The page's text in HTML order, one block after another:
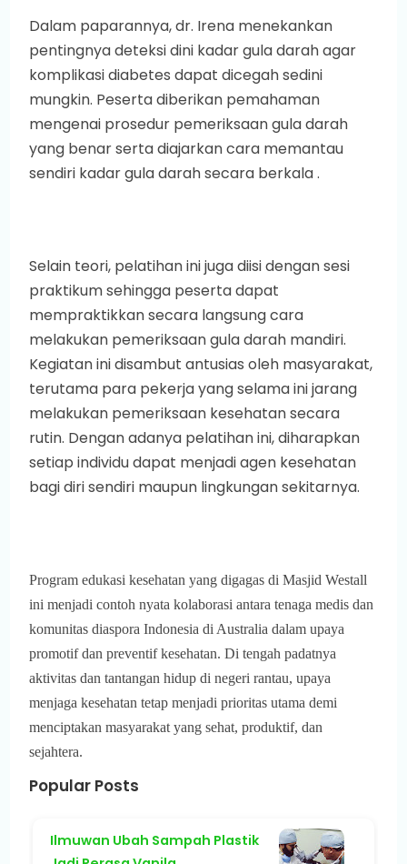
Dalam paparannya, dr. Irena menekankan
pentingnya deteksi dini kadar gula darah agar
komplikasi diabetes dapat dicegah sedini
mungkin. Peserta diberikan pemahaman
mengenai prosedur pemeriksaan gula darah
yang benar serta diajarkan cara memantau
sendiri kadar gula darah secara berkala .
Selain teori, pelatihan ini juga diisi dengan sesi
praktikum sehingga peserta dapat
mempraktikkan secara langsung cara
melakukan pemeriksaan gula darah mandiri.
Kegiatan ini disambut antusias oleh masyarakat,
terutama para pekerja yang selama ini jarang
melakukan pemeriksaan kesehatan secara
rutin. Dengan adanya pelatihan ini, diharapkan
setiap individu dapat menjadi agen kesehatan
bagi diri sendiri maupun lingkungan sekitarnya.
Program edukasi kesehatan yang digagas di Masjid Westall
ini menjadi contoh nyata kolaborasi antara tenaga medis dan
komunitas diaspora Indonesia di Australia dalam upaya
promotif dan preventif kesehatan. Di tengah padatnya
aktivitas dan tantangan hidup di negeri rantau, upaya
menjaga kesehatan tetap menjadi prioritas utama demi
menciptakan masyarakat yang sehat, produktif, dan
sejahtera.
Popular Posts
Ilmuwan Ubah Sampah Plastik